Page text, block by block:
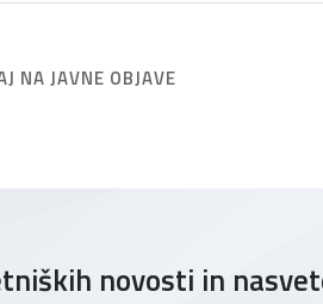
NA JAVNE OBJAVE
novosti in